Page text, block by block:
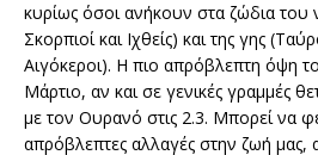
κυρίως όσοι ανήκουν στα ζώδια του
Σκορπιοί και Ιχθείς) και της γης
Αιγόκεροι). Η πιο απρόβλεπτη όψη
Μάρτιο, αν και σε γενικές γραμμές
με τον Ουρανό στις 2.3. Μπορεί να
απρόβλεπτες αλλαγές στην ζωή μας,